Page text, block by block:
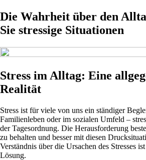
Die Wahrheit über den
Sie stressige Situationen
Stress im Alltag: Eine
Realität
Stress ist für viele von uns ein ständiger
Familienleben oder im sozialen Umfeld –
der Tagesordnung. Die Herausforderung
zu behalten und besser mit diesen
Verständnis über die Ursachen des Stresses
Lösung.